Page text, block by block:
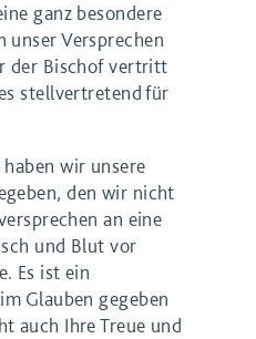
ganz besondere
unser Versprechen
der Bischof vertritt
stellvertretend für
wir unsere
den wir nicht
an eine
und Blut vor
Es ist ein
Glauben gegeben
auch Ihre Treue und